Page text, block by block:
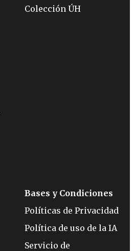
Colección ÚH
Bases y Condiciones
Políticas de Privacidad
Política de uso de la IA
Servicio de